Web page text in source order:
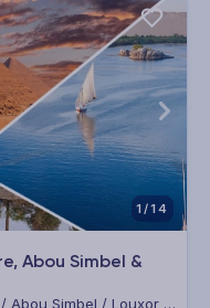
1/14
Abou Simbel &
Abou Simbel / Louxor /